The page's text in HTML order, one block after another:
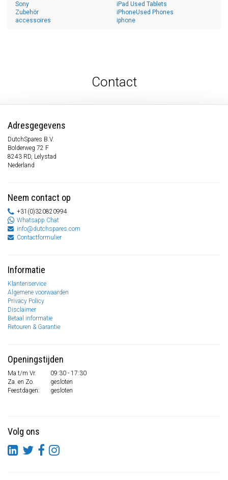
Sony
Zubehör
accessoires
iPad Used Tablets
iPhoneUsed Phones
iphone
Contact
Adresgegevens
DutchSpares B.V.
Bolderweg 72 F
8243 RD, Lelystad
Nederland
Neem contact op
+31(0)320820994
Whatsapp Chat
info@dutchspares.com
Contactformulier
Informatie
Klantenservice
Algemene voorwaarden
Privacy Policy
Disclaimer
Betaal informatie
Retouren & Garantie
Openingstijden
Ma t/m Vr.
09:30 - 17:30
Za. en Zo.
gesloten
Feestdagen:
gesloten
Volg ons